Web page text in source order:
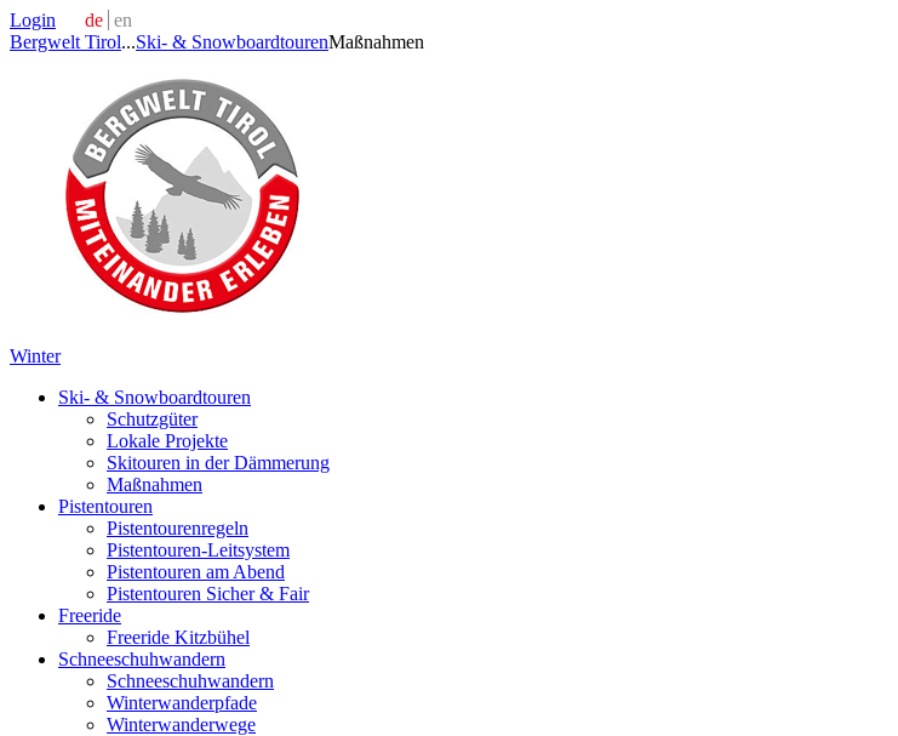
Login de en
Bergwelt Tirol...Ski- & SnowboardtourenMaßnahmen
Winter
Ski- & Snowboardtouren
Schutzgüter
Lokale Projekte
Skitouren in der Dämmerung
Maßnahmen
Pistentouren
Pistentourenregeln
Pistentouren-Leitsystem
Pistentouren am Abend
Pistentouren Sicher & Fair
Freeride
Freeride Kitzbühel
Schneeschuhwandern
Schneeschuhwandern
Winterwanderpfade
Winterwanderwege